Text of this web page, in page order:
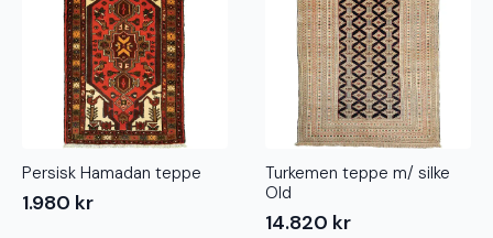
Persisk Hamadan teppe
1.980 kr
Turkemen teppe m/ silke
Old
14.820 kr